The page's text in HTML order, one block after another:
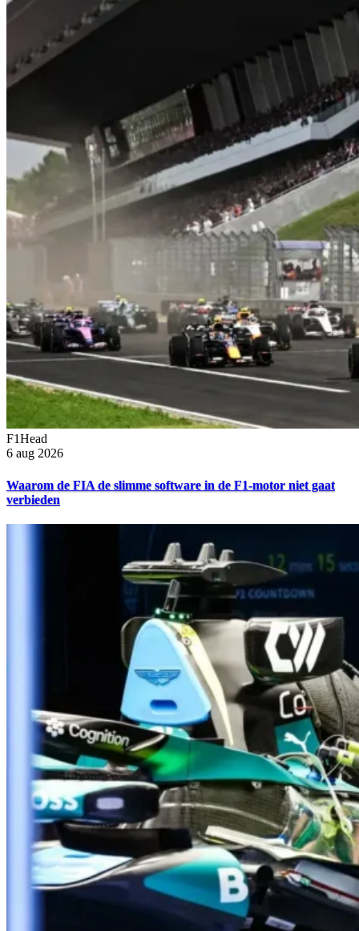
F1Head
6 aug 2026
Waarom de FIA de slimme software in de F1-motor niet gaat
verbieden